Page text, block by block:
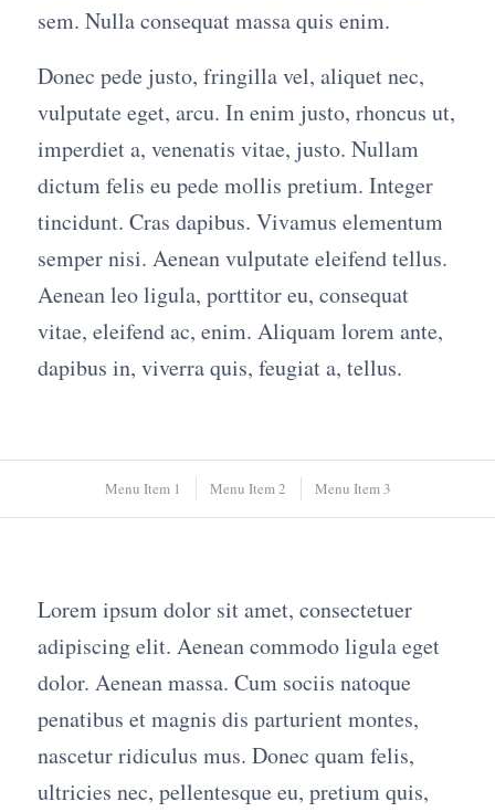
sem. Nulla consequat massa quis enim.
Donec pede justo, fringilla vel, aliquet nec,
vulputate eget, arcu. In enim justo, rhoncus ut,
imperdiet a, venenatis vitae, justo. Nullam
dictum felis eu pede mollis pretium. Integer
tincidunt. Cras dapibus. Vivamus elementum
semper nisi. Aenean vulputate eleifend tellus.
Aenean leo ligula, porttitor eu, consequat
vitae, eleifend ac, enim. Aliquam lorem ante,
dapibus in, viverra quis, feugiat a, tellus.
Menu Item 1 Menu Item 2 Menu Item 3
Lorem ipsum dolor sit amet, consectetuer
adipiscing elit. Aenean commodo ligula eget
dolor. Aenean massa. Cum sociis natoque
penatibus et magnis dis parturient montes,
nascetur ridiculus mus. Donec quam felis,
ultricies nec, pellentesque eu, pretium quis,